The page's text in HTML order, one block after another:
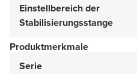
Einstellbereich der
Stabilisierungsstange
Produktmerkmale
Serie